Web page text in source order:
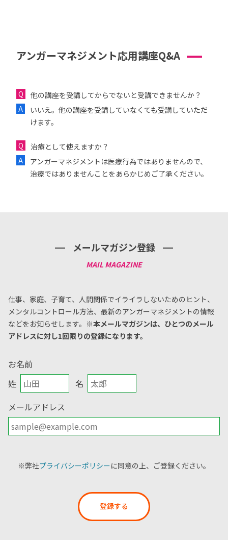
アンガーマネジメント応用講座Q&A
他の講座を受講してからでないと受講できませんか？
いいえ。他の講座を受講していなくても受講していただ
けます。
治療として使えますか？
アンガーマネジメントは医療行為ではありませんので、
治療ではありませんことをあらかじめご了承ください。
メールマガジン登録
仕事、家庭、子育て、人間関係でイライラしないためのヒント、
メンタルコントロール方法、 最新のアンガーマネジメントの情報
などをお知らせします。 ※本メールマガジンは、ひとつのメール
アドレスに対し1回限りの登録になります。
お名前
姓
名
メールアドレス
※弊社プライバシーポリシーに同意の上、ご登録ください。
登録する